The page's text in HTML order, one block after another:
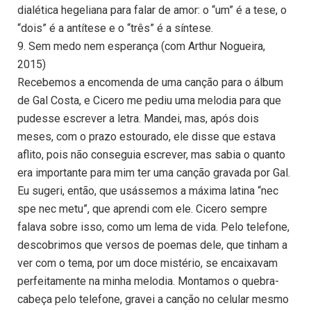
dialética hegeliana para falar de amor: o “um” é a tese, o
“dois” é a antítese e o “três” é a síntese.
9. Sem medo nem esperança (com Arthur Nogueira,
2015)
Recebemos a encomenda de uma canção para o álbum
de Gal Costa, e Cicero me pediu uma melodia para que
pudesse escrever a letra. Mandei, mas, após dois
meses, com o prazo estourado, ele disse que estava
aflito, pois não conseguia escrever, mas sabia o quanto
era importante para mim ter uma canção gravada por Gal.
Eu sugeri, então, que usássemos a máxima latina “nec
spe nec metu”, que aprendi com ele. Cicero sempre
falava sobre isso, como um lema de vida. Pelo telefone,
descobrimos que versos de poemas dele, que tinham a
ver com o tema, por um doce mistério, se encaixavam
perfeitamente na minha melodia. Montamos o quebra-
cabeça pelo telefone, gravei a canção no celular mesmo